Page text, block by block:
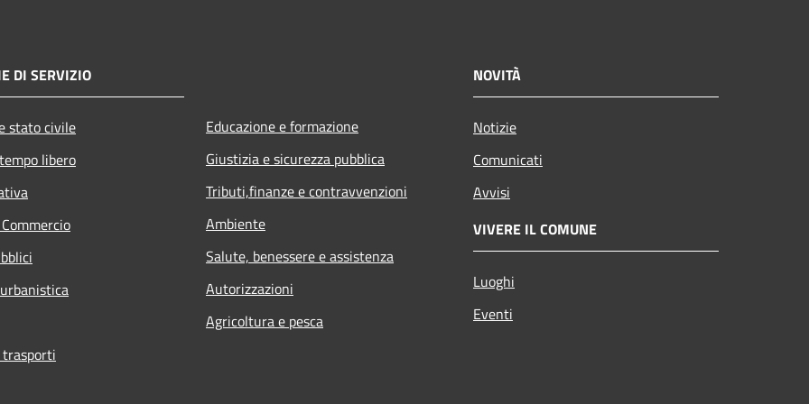
DI SERVIZIO
stato civile
libero
Educazione e formazione
Giustizia e sicurezza pubblica
Tributi,finanze e contravvenzioni
Ambiente
Salute, benessere e assistenza
Autorizzazioni
Agricoltura e pesca
NOVITÀ
Notizie
Comunicati
Avvisi
VIVERE IL COMUNE
Luoghi
Eventi